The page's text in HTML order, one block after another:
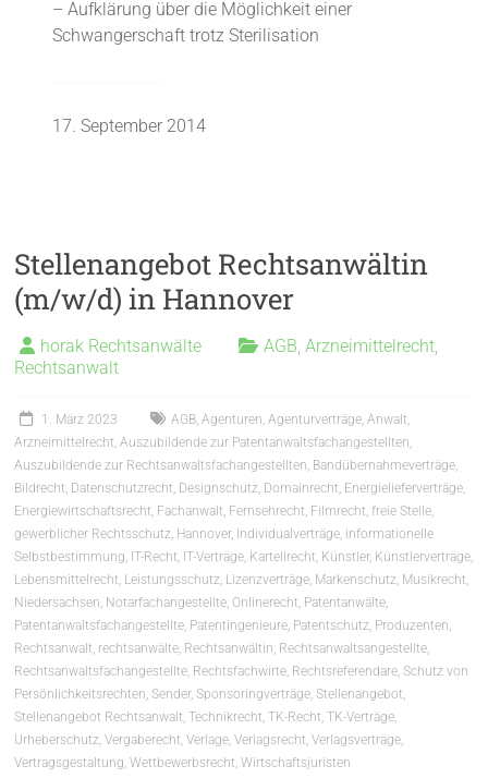
– Aufklärung über die Möglichkeit einer
Schwangerschaft trotz Sterilisation
17. September 2014
Stellenangebot Rechtsanwältin
(m/w/d) in Hannover
horak Rechtsanwälte AGB ,Arzneimittelrecht
Rechtsanwalt
1. März 2023 AGB ,Agenturen ,Agenturverträge ,Anwalt
Arzneimittelrecht ,Auszubildende zur Patentanwaltsfachangestellten
Auszubildende zur Rechtsanwaltsfachangestellten Bandübernahmeverträge
Bildrecht Datenschutzrecht Designschutz Domainrecht Energielieferverträge
Energiewirtschaftsrecht Fachanwalt Fernsehrecht Filmrecht ,freie Stelle
gewerblicher Rechtsschutz Hannover, Individualverträge informationelle
Selbstbestimmung IT-Recht IT-Verträge Kartellrecht Künstler, Künstlerverträge
Lebensmittelrecht Leistungsschutz Lizenzverträge Markenschutz Musikrecht
Niedersachsen Notarfachangestellte Onlinerecht Patentanwälte
Patentanwaltsfachangestellte Patentingenieure Patentschutz Produzenten
Rechtsanwalt rechtsanwälte Rechtsanwältin Rechtsanwaltsangestellte
Rechtsanwaltsfachangestellte Rechtsfachwirte Rechtsreferendare ,Schutz von
Persönlichkeitsrechten ,Sender,Sponsoringverträge ,Stellenangebot
Stellenangebot Rechtsanwalt ,Technikrecht ,TK-Recht ,TK-Verträge
Urheberschutz ,Vergaberecht ,Verlage ,Verlagsrecht ,Verlagsverträge
Vertragsgestaltung ,Wettbewerbsrecht ,Wirtschaftsjuristen